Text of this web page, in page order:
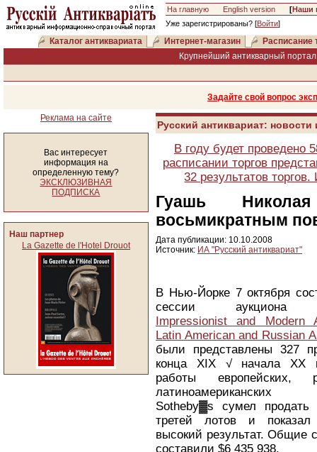
На главную English version [Наши
Уже зарегистрированы? [Войти]
Каталог антиквариата Интернет-магазин
Расписание
Крупнейший антикварный
Задайте свой вопрос
Реклама на сайте
Вас интересует
информация на
определенную тему?
ЭКСКЛЮЗИВНАЯ
ПОДПИСКА
Наш партнер
La Gazette de l'Hotel Drouot
Русский антиквариат:
В году будет проведено
расписании торгов
32 результатов
Гуашь
восьмикратным
Дата публикации: 10.10.2008
Источник: ИА "Русский антиквариат"
В Нью-Йорке 7 октября
сессии аукциона
Impressionist and Modern
Latin American and Russian
были представлены 327
конца XIX √ начала XX
работы европейских,
латиноамериканских
Sotheby▓s сумел продать
третей лотов и показал
высокий результат. Общие
составили $6 435 938.